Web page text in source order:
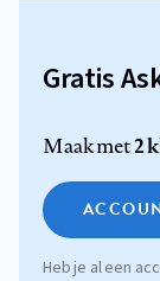
Gratis
Maak met2
Heb je al een